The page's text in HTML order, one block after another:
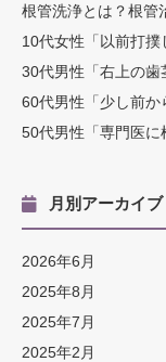
根管洗浄とは？根管
10代女性「以前打撲
30代男性「右上の歯
60代男性「少し前か
50代男性「専門医に
月別アーカイブ
2026年6月
2025年8月
2025年7月
2025年2月